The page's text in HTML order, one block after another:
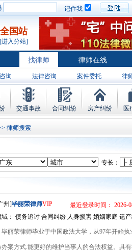
记住我
全国站
[进入分站]
找律师 律师在线
询 法律咨询 案件委托 律
交通事故 合同纠纷 房产纠纷 医
律师搜索
专长：
州]毕丽荣律师VIP
最近登录时间： 2026-
域： 债务追讨 合同纠纷 人身损害 婚姻家庭 遗
毕丽荣律师毕业于中国政法大学，从97年开始
办案方式.能更好的维护当事人的合法权益。具